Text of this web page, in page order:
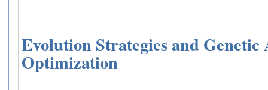
Evolution Strategies and
Optimization